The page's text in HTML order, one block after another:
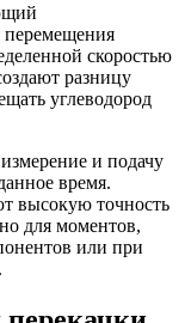
перемещения
скоростью
разницу
углеводород
и подачу
время.
высокую точность
для моментов,
или при